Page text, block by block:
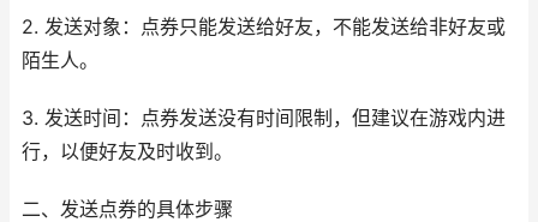
2. 发送对象：点券只能发送给好友，不能发送给非好友或
陌生人。
3. 发送时间：点券发送没有时间限制，但建议在游戏内进
行，以便好友及时收到。
二、发送点券的具体步骤